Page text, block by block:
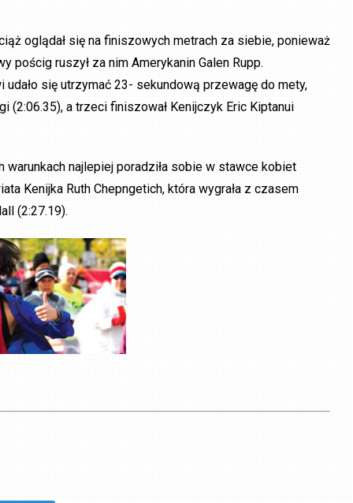
oglądał się na finiszowych metrach za siebie, ponieważ
pościg ruszył za nim Amerykanin Galen Rupp.
udało się utrzymać 23- sekundową przewagę do mety,
(2:06.35), a trzeci finiszował Kenijczyk Eric Kiptanui
warunkach najlepiej poradziła sobie w stawce kobiet
Kenijka Ruth Chepngetich, która wygrała z czasem
(2:27.19).